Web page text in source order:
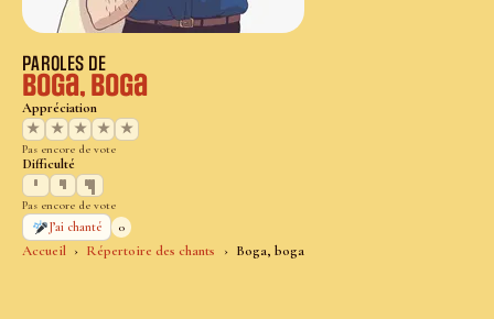
Accueil Répertoire des chants Boga, boga
PAROLES DE
Boga, boga
Appréciation
★
★ ★ ★ ★
Pas encore de vote
Difficulté
Pas encore de vote
J’ai chanté
0